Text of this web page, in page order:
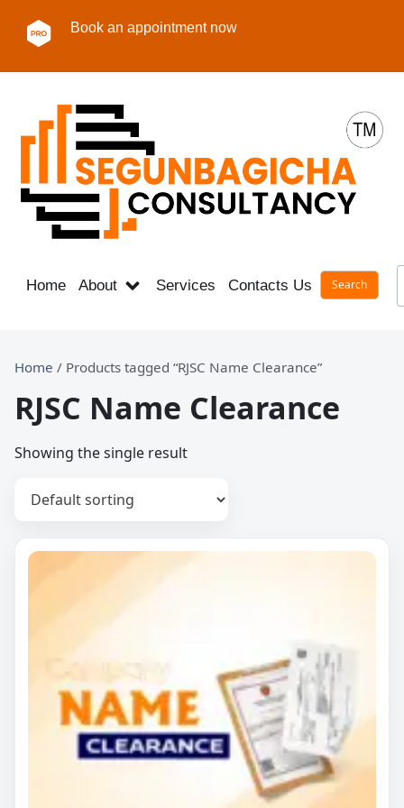
Book an appointment now
Home About Services Contacts Us Career
Home / Products tagged “RJSC Name Clearance”
RJSC Name Clearance
Showing the single result